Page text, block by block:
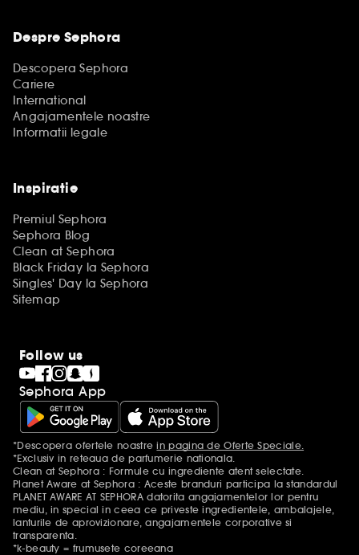
Despre Sephora
Descopera Sephora
Cariere
International
Angajamentele noastre
Informatii legale
Inspiratie
Premiul Sephora
Sephora Blog
Clean at Sephora
Black Friday la Sephora
Singles' Day la Sephora
Sitemap
Follow us
Sephora App
Mentiuni aditionale
*Descopera ofertele noastrein pagina de Oferte Speciale.
*Exclusiv in reteaua de parfumerie nationala.
Clean at Sephora : Formule cu ingrediente atent selectate.
Planet Aware at Sephora : Aceste branduri participa la standardul
PLANET AWARE AT SEPHORA datorita angajamentelor lor pentru
mediu, in special in ceea ce priveste ingredientele, ambalajele,
lanturile de aprovizionare, angajamentele corporative si
transparenta.
*k-beauty = frumusete coreeana